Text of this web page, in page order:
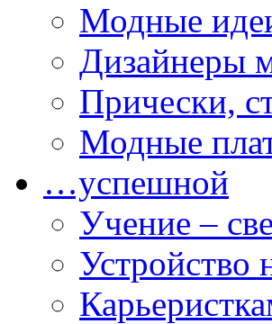
Модные
Дизайнеры
Прически,
Модные
…успешной
Учение –
Устройство